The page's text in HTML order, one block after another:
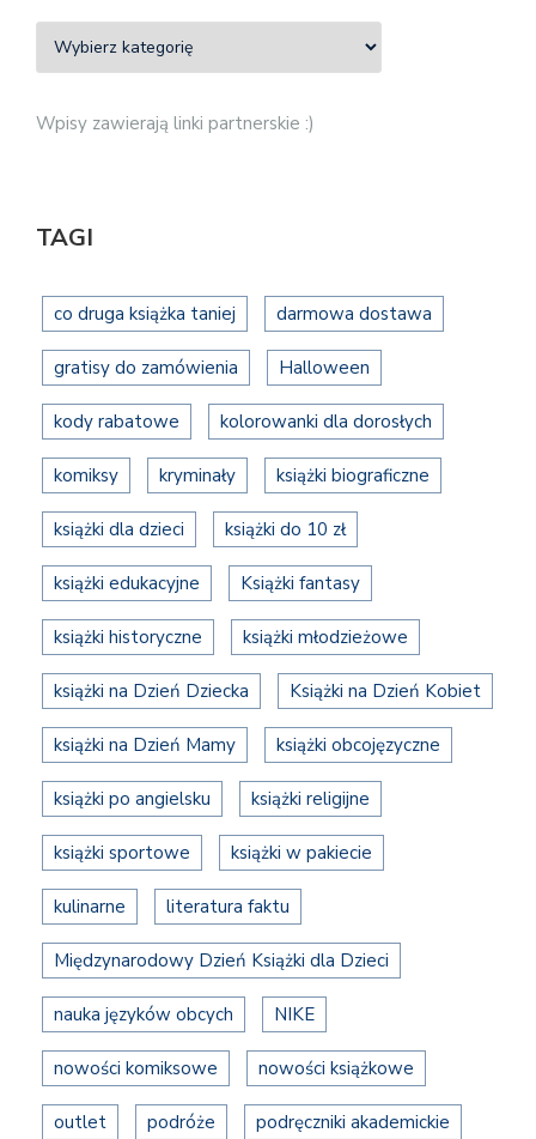
Wpisy zawierają linki partnerskie :)
TAGI
co druga książka taniej darmowa dostawa
gratisy do zamówienia Halloween
kody rabatowe kolorowanki dla dorosłych
komiksy kryminały książki biograficzne
książki dla dzieci książki do 10 zł
książki edukacyjne Książki fantasy
książki historyczne książki młodzieżowe
książki na Dzień Dziecka Książki na Dzień Kobiet
książki na Dzień Mamy książki obcojęzyczne
książki po angielsku książki religijne
książki sportowe książki w pakiecie
kulinarne literatura faktu
Międzynarodowy Dzień Książki dla Dzieci
nauka języków obcych NIKE
nowości komiksowe nowości książkowe
outlet podróże podręczniki akademickie